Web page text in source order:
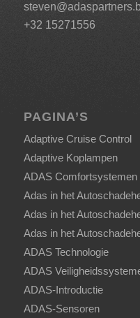
+32 15271556
PAGINA’S
Adaptive Cruise Control
Adaptive Koplampen
ADAS Comfortsystemen
Adas in het
Adas in het
Adas in het
ADAS Technologie
ADAS
ADAS-Introductie
ADAS-Sensoren